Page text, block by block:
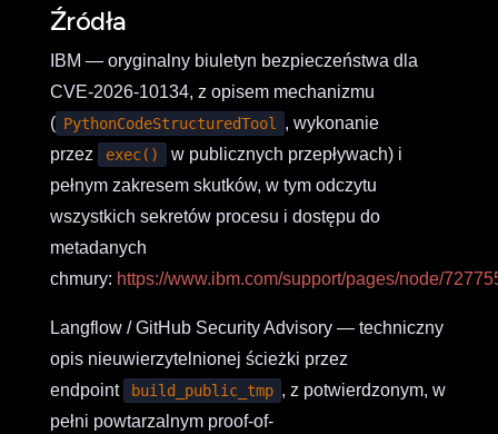
Źródła
IBM — oryginalny biuletyn bezpieczeństwa dla
CVE-2026-10134, z opisem mechanizmu
( PythonCodeStructuredTool
, wykonanie
przez
exec()
w publicznych przepływach) i
pełnym zakresem skutków, w tym odczytu
wszystkich sekretów procesu i dostępu do
metadanych
chmury: https://www.ibm.com/support/pages/node/
Langflow / GitHub Security Advisory — techniczny
opis nieuwierzytelnionej ścieżki przez
endpoint
build_public_tmp , z potwierdzonym, w
pełni powtarzalnym proof-of-